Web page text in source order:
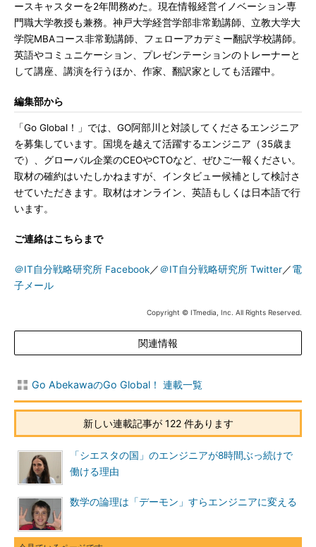
ースキャスターを2年間務めた。現在情報経営イノベーション専
門職大学教授も兼務。神戸大学経営学部非常勤講師、立教大学大
学院MBAコース非常勤講師、フェローアカデミー翻訳学校講師。
英語やコミュニケーション、プレゼンテーションのトレーナーと
して講座、講演を行うほか、作家、翻訳家としても活躍中。
編集部から
「Go Global！」では、GO阿部川と対談してくださるエンジニア
を募集しています。国境を越えて活躍するエンジニア（35歳ま
で）、グローバル企業のCEOやCTOなど、ぜひご一報ください。
取材の確約はいたしかねますが、インタビュー候補として検討さ
せていただきます。取材はオンライン、英語もしくは日本語で行
います。
ご連絡はこちらまで
＠IT自分戦略研究所 Facebook／＠IT自分戦略研究所 Twitter／電
子メール
Copyright © ITmedia, Inc. All Rights Reserved.
関連情報
Go AbekawaのGo Global！ 連載一覧
新しい連載記事が 122 件あります
「シエスタの国」のエンジニアが8時間ぶっ続けで
働ける理由
数学の論理は「デーモン」すらエンジニアに変える